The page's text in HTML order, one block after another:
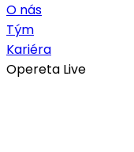
O nás
Tým
Kariéra
Opereta Live